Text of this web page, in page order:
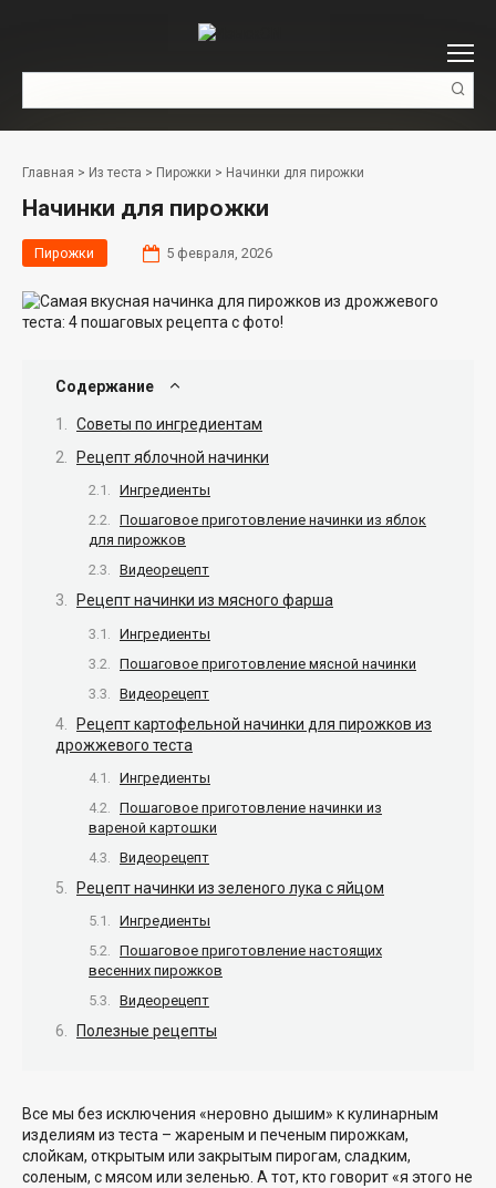
Главная > Из теста > Пирожки > Начинки для пирожки
Начинки для пирожки
Пирожки 5 февраля, 2026
Содержание
Советы по ингредиентам
Рецепт яблочной начинки
Ингредиенты
Пошаговое приготовление начинки из яблок
для пирожков
Видеорецепт
Рецепт начинки из мясного фарша
Ингредиенты
Пошаговое приготовление мясной начинки
Видеорецепт
Рецепт картофельной начинки для пирожков из
дрожжевого теста
Ингредиенты
Пошаговое приготовление начинки из
вареной картошки
Видеорецепт
Рецепт начинки из зеленого лука с яйцом
Ингредиенты
Пошаговое приготовление настоящих
весенних пирожков
Видеорецепт
Полезные рецепты
Все мы без исключения «неровно дышим» к кулинарным
изделиям из теста – жареным и печеным пирожкам,
слойкам, открытым или закрытым пирогам, сладким,
соленым, с мясом или зеленью. А тот, кто говорит «я этого не